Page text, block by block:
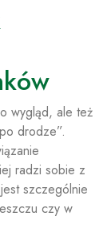
wygląd, ale też
drodze”.
radzi sobie z
szczególnie
czy w